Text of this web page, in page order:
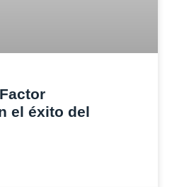
el éxito del